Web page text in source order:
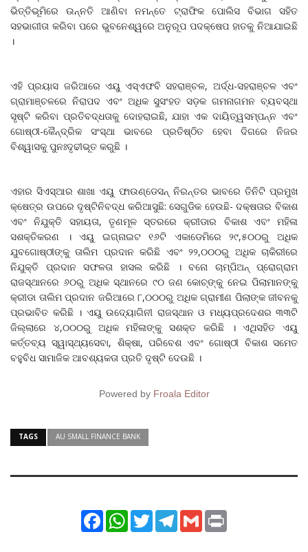
ଭିତ୍ତିଭୂମିରେ ଉନ୍ନତି ଆଣିବା ନମନ୍ତେ ଟ୍ରାଫିକ ପୋଲିସ ବିଭାଗ ସହିତ
ସହଭାଗୀତା କରିବା ପରେ ଭୁବନେଶ୍ୱରେ ଅନୁରୂପ ପଦକ୍ଷେପ ହାତକୁ ନିଆଯାଇଛି
।
ଏହି ପ୍ରୟାସ ଜରିଆରେ ଏୟୁ ଏସ୍‌ଏଫବି ସହରାଞ୍ଚଳ, ଅର୍ଦ୍ଧ-ସହରାଞ୍ଚଳ ଏବଂ
ଗ୍ରାମାଞ୍ଚଳରେ ନିରାପଦ ଏବଂ ଅଧିକ ସୁସଂହତ ସଡ଼କ ଗମନାଗମନ ବ୍ୟବସ୍ଥା
ସୃଷ୍ଟି କରିବା ପ୍ରତିବଦ୍ଧତାକୁ ଦୋହରାଇଛି, ଯାହା ଏକ ଦାୟିତ୍ୱସମ୍ପନ୍ନ ଏବଂ
ଗୋଷ୍ଠୀ-କୈନ୍ଦ୍ରିକ ସଂସ୍ଥା ଭାବରେ ପ୍ରତିଷ୍ଠିତ ହେବା ଦିଗରେ ନିଜର
ବିଶ୍ୱାସକୁ ପୁନଃଦୃଢୀଭୂତ କରୁଛି ।
ଏହାର ସିଏସ୍‌ଆର ଶାଖା ଏୟୁ ଫାଉଣ୍ଡେସନ୍‌ ନିରନ୍ତର ଭାବରେ ତିନିଟି ପ୍ରମୁଖ
କ୍ଷେତ୍ର ଉପରେ ଦୃଷ୍ଟିନିବଦ୍ଧ କରିଆସୁଛି: ସେଗୁଡିକ ହେଉଛି- ଦକ୍ଷତାର ବିକାଶ
ଏବଂ ନିଯୁକ୍ତି ସହାୟତା, ତୃଣମୂଳ ସ୍ତରରେ କ୍ରୀଡାର ବିକାଶ ଏବଂ ମହିଳା
ସଶକ୍ତିକରଣ । ଏୟୁ ଇଗ୍‌ନାଇଟ ୧୬ଟି ଏକାଡେମିରେ ୨୯,୫୦୦ରୁ ଅଧିକ
ଯୁବଗୋଷ୍ଠୀଙ୍କୁ ତାଲିମ ପ୍ରଦାନ କରିଛି ଏବଂ ୨୨,୦୦୦ରୁ ଅଧିକ ଚାକିରୀରେ
ନିଯୁକ୍ତି ପ୍ରଦାନ ସଫଳତା ହାସଲ କରିଛି । ବନୋ ଚାମ୍ପିଅନ୍‌ ପ୍ରୋଗ୍ରାମ
ରାଜସ୍ଥାନରେ ୬୦ରୁ ଅଧିକ ସ୍ଥାନରେ ୯୦ ଜଣ କୋଚ୍‌ଙ୍କୁ ନେଇ ପିଲାମାନଙ୍କୁ
କ୍ରୀଡା ତାଲିମ ପ୍ରଦାନ ଜରିଆରେ ୮,୦୦୦ରୁ ଅଧିକ ଗ୍ରାମୀଣ ପିଲାଙ୍କ ଜୀବନକୁ
ପ୍ରଭାବିତ କରିଛି । ଏୟୁ ଉଦ୍ୟୋଗିନୀ ରାଜସ୍ଥାନ ଓ ମଧ୍ୟପ୍ରଦେଶର ୩୩ଟି
ଜିଲ୍ଲାରେ ୪,୦୦୦ରୁ ଅଧିକ ମହିଳାଙ୍କୁ ସଶକ୍ତ କରିଛି । ଏଥିସହିତ ଏୟୁ
କର୍ତ୍ତବ୍ୟ ସ୍ୱାସ୍ଥ୍ୟସେବା, ଶିକ୍ଷା, ପରିବେଶ ଏବଂ ଗୋଷ୍ଠୀ ବିକାଶ ସମେତ
ବହୁବିଧ ସାମାଜିକ ଆବଶ୍ୟକତା ପ୍ରତି ଦୃଷ୍ଟି ଦେଉଛି ।
Powered by Froala Editor
TAGS AU SMALL FINANCE BANK
FacebookWhatsApp
TwitterTelegram
Gmail